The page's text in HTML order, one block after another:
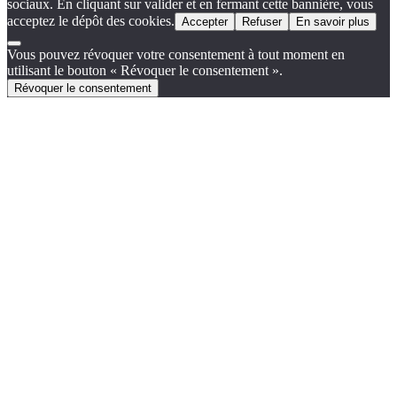
sociaux. En cliquant sur valider et en fermant cette bannière, vous
acceptez le dépôt des cookies. Accepter Refuser En savoir plus
Vous pouvez révoquer votre consentement à tout moment en
utilisant le bouton « Révoquer le consentement ».
Révoquer le consentement